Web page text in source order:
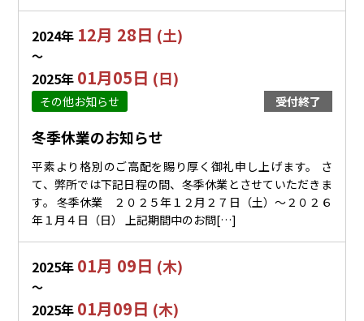
2024年 12月 28日 (土)
〜
2025年 01月05日 (日)
その他お知らせ 受付終了
冬季休業のお知らせ
平素より格別のご高配を賜り厚く御礼申し上げます。 さ
て、弊所では下記日程の間、冬季休業とさせていただきま
す。 冬季休業 ２０２５年１２月２７日（土）～２０２６
年１月４日（日） 上記期間中のお問[…]
2025年 01月 09日 (木)
〜
2025年 01月09日 (木)